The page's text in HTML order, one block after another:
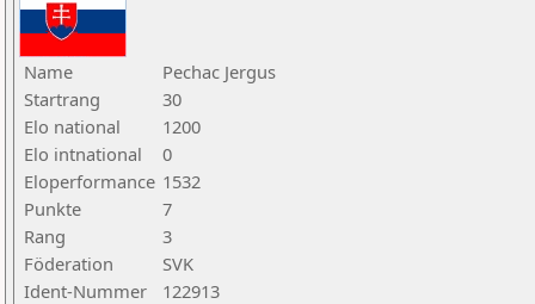
Name
Pechac Jergus
Startrang
30
Elo national
1200
Elo intnational
0
Eloperformance 1532
Punkte
7
Rang
3
Föderation
SVK
Ident-Nummer
122913